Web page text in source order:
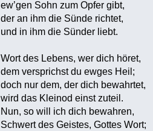
ew’gen Sohn zum Opfer gibt,
der an ihm die Sünde richtet,
und in ihm die Sünder liebt.
Wort des Lebens, wer dich höret,
dem versprichst du ewges Heil;
doch nur dem, der dich bewahrtet,
wird das Kleinod einst zuteil.
Nun, so will ich dich bewahren,
Schwert des Geistes, Gottes Wort;